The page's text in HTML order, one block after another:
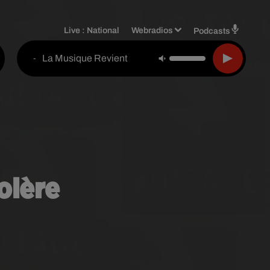
Live : National Webradios Podcasts
- La Musique Revient